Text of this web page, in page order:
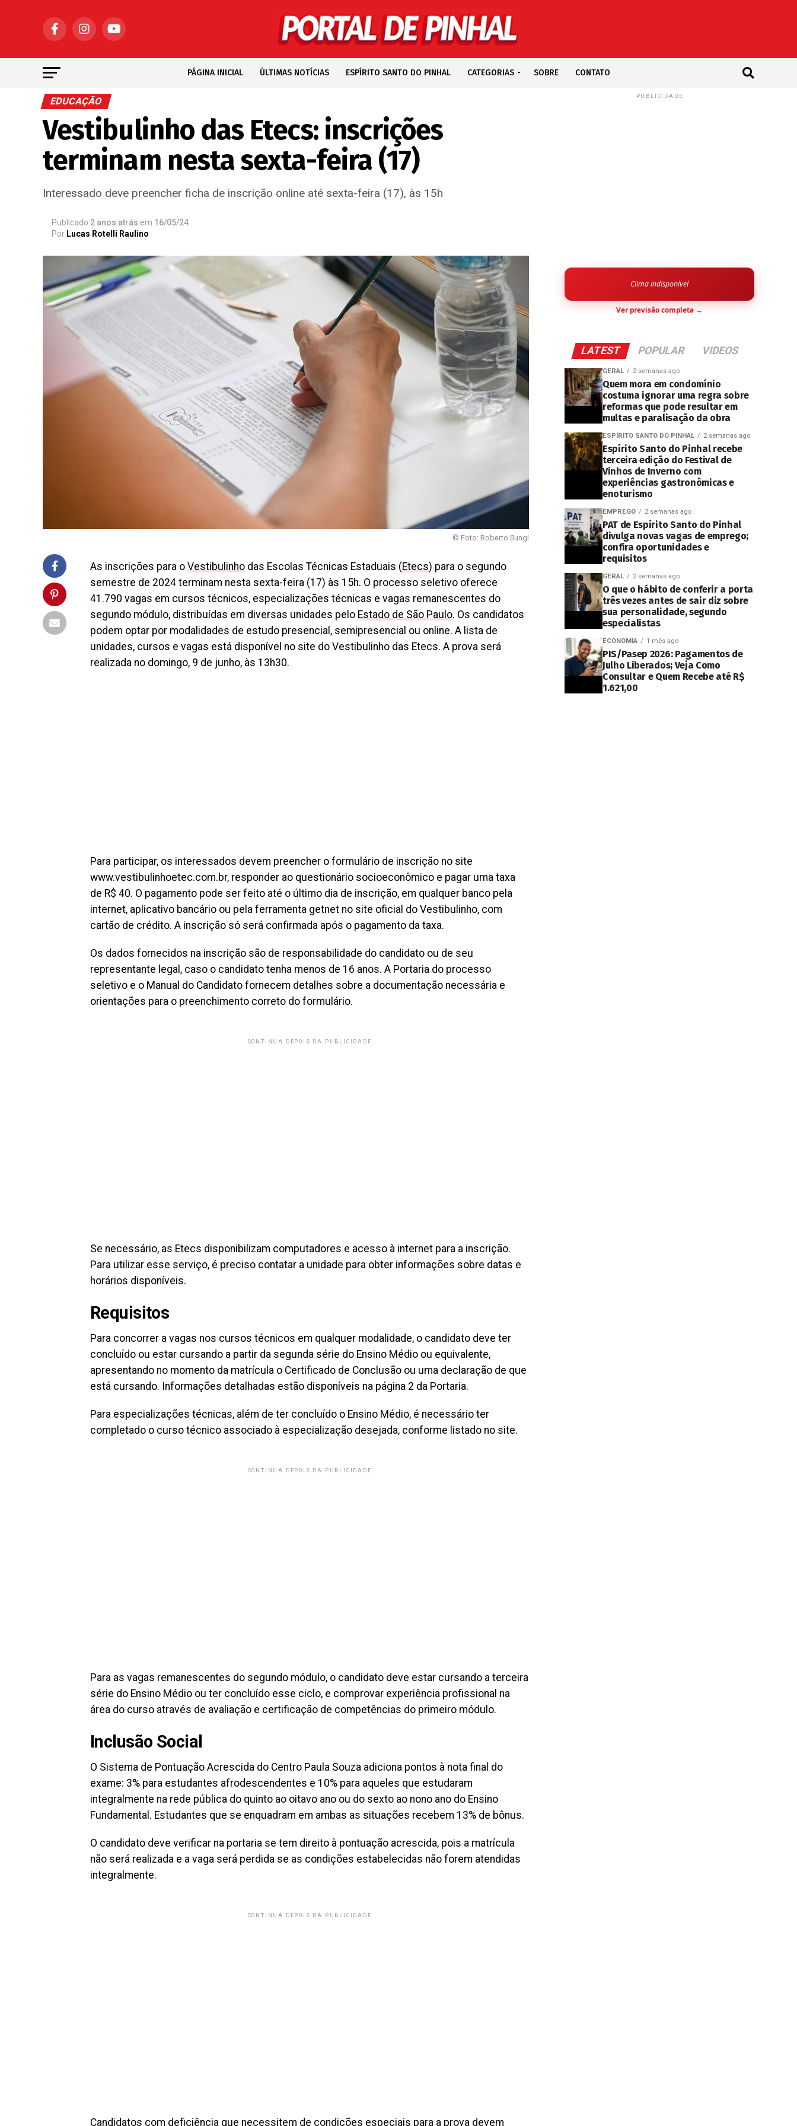
PÁGINA INICIAL ÚLTIMAS NOTÍCIAS ESPÍRITO SANTO DO PINHAL CATEGORIAS SOBRE CONTATO
EDUCAÇÃO
Vestibulinho das Etecs: inscrições
terminam nesta sexta-feira (17)
Interessado deve preencher ficha de inscrição online até sexta-feira (17), às 15h
Publicado 2 anos atrás em 16/05/24
Por Lucas Rotelli Raulino
© Foto: Roberto Sungi
As inscrições para o Vestibulinho das Escolas Técnicas Estaduais (Etecs) para o segundo
semestre de 2024 terminam nesta sexta-feira (17) às 15h. O processo seletivo oferece
41.790 vagas em cursos técnicos, especializações técnicas e vagas remanescentes do
segundo módulo, distribuídas em diversas unidades pelo Estado de São Paulo. Os candidatos
podem optar por modalidades de estudo presencial, semipresencial ou online. A lista de
unidades, cursos e vagas está disponível no site do Vestibulinho das Etecs. A prova será
realizada no domingo, 9 de junho, às 13h30.
Para participar, os interessados devem preencher o formulário de inscrição no site
www.vestibulinhoetec.com.br, responder ao questionário socioeconômico e pagar uma taxa
de R$ 40. O pagamento pode ser feito até o último dia de inscrição, em qualquer banco pela
internet, aplicativo bancário ou pela ferramenta getnet no site oficial do Vestibulinho, com
cartão de crédito. A inscrição só será confirmada após o pagamento da taxa.
Os dados fornecidos na inscrição são de responsabilidade do candidato ou de seu
representante legal, caso o candidato tenha menos de 16 anos. A Portaria do processo
seletivo e o Manual do Candidato fornecem detalhes sobre a documentação necessária e
orientações para o preenchimento correto do formulário.
CONTINUA DEPOIS DA PUBLICIDADE
Se necessário, as Etecs disponibilizam computadores e acesso à internet para a inscrição.
Para utilizar esse serviço, é preciso contatar a unidade para obter informações sobre datas e
horários disponíveis.
Requisitos
Para concorrer a vagas nos cursos técnicos em qualquer modalidade, o candidato deve ter
concluído ou estar cursando a partir da segunda série do Ensino Médio ou equivalente,
apresentando no momento da matrícula o Certificado de Conclusão ou uma declaração de que
está cursando. Informações detalhadas estão disponíveis na página 2 da Portaria.
Para especializações técnicas, além de ter concluído o Ensino Médio, é necessário ter
completado o curso técnico associado à especialização desejada, conforme listado no site.
CONTINUA DEPOIS DA PUBLICIDADE
Para as vagas remanescentes do segundo módulo, o candidato deve estar cursando a terceira
série do Ensino Médio ou ter concluído esse ciclo, e comprovar experiência profissional na
área do curso através de avaliação e certificação de competências do primeiro módulo.
Inclusão Social
O Sistema de Pontuação Acrescida do Centro Paula Souza adiciona pontos à nota final do
exame: 3% para estudantes afrodescendentes e 10% para aqueles que estudaram
integralmente na rede pública do quinto ao oitavo ano ou do sexto ao nono ano do Ensino
Fundamental. Estudantes que se enquadram em ambas as situações recebem 13% de bônus.
O candidato deve verificar na portaria se tem direito à pontuação acrescida, pois a matrícula
não será realizada e a vaga será perdida se as condições estabelecidas não forem atendidas
integralmente.
CONTINUA DEPOIS DA PUBLICIDADE
Candidatos com deficiência que necessitem de condições especiais para a prova devem
PUBLICIDADE
Clima indisponível
Ver previsão completa →
LATEST POPULAR VIDEOS
GERAL 2 semanas ago
Quem mora em condomínio
costuma ignorar uma regra sobre
reformas que pode resultar em
multas e paralisação da obra
ESPÍRITO SANTO DO PINHAL 2 semanas ago
Espírito Santo do Pinhal recebe
terceira edição do Festival de
Vinhos de Inverno com
experiências gastronômicas e
enoturismo
EMPREGO 2 semanas ago
PAT de Espírito Santo do Pinhal
divulga novas vagas de emprego;
confira oportunidades e
requisitos
GERAL 2 semanas ago
O que o hábito de conferir a porta
três vezes antes de sair diz sobre
sua personalidade, segundo
especialistas
ECONOMIA 1 mês ago
PIS/Pasep 2026: Pagamentos de
Julho Liberados; Veja Como
Consultar e Quem Recebe até R$
1.621,00